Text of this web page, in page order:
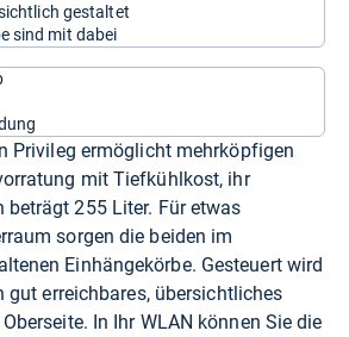
gestaltet
sind mit dabei
Privileg ermöglicht mehrköpfigen
mit Tiefkühlkost, ihr
beträgt 255 Liter. Für etwas
sorgen die beiden im
Einhängekörbe. Gesteuert wird
gut erreichbares, übersichtliches
In Ihr WLAN können Sie die